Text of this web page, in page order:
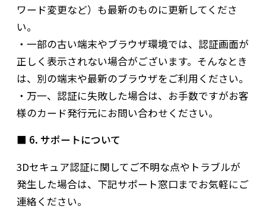
ワード変更など）も最新のものに更新してくださ
い。
・一部の古い端末やブラウザ環境では、認証画面が
正しく表示されない場合がございます。そんなとき
は、別の端末や最新のブラウザをご利用ください。
・万一、認証に失敗した場合は、お手数ですがお客
様のカード発行元にお問い合わせください。
■ 6. サポートについて
3Dセキュア認証に関してご不明な点やトラブルが
発生した場合は、下記サポート窓口までお気軽にご
連絡ください。